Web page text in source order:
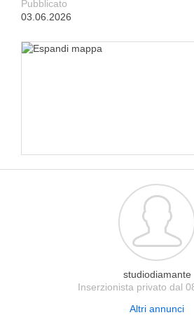
Pubblicato
03.06.2026
studiodiamante
Inserzionista privato dal
Altri annunci